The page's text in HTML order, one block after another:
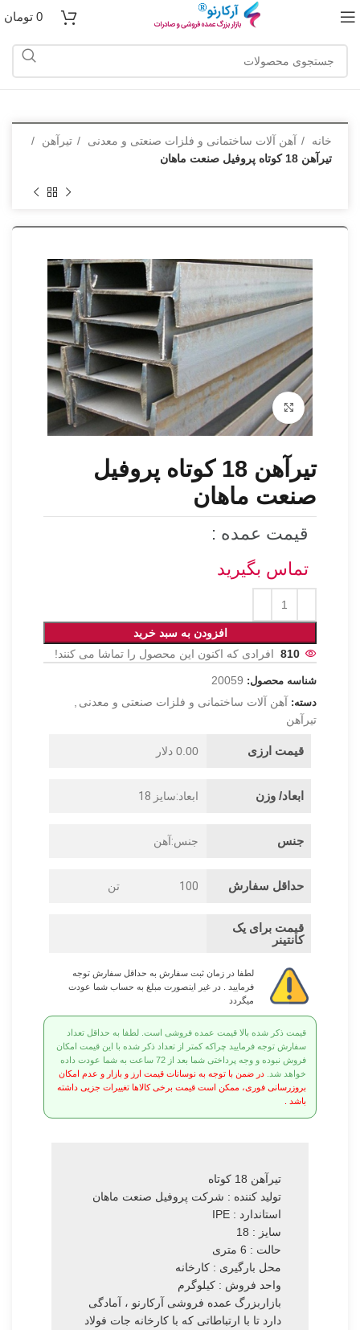
0 تومان
خانه آهن آلات ساختمانی و فلزات صنعتی و معدنی
تیرآهن
تیرآهن 18 کوتاه پروفیل صنعت ماهان
برای بزرگنمایی کلیک کنید
تیرآهن 18 کوتاه پروفیل
صنعت ماهان
قیمت عمده :
تماس بگیرید
افزودن به سبد خرید
810 افرادی که اکنون این محصول را تماشا می کنند!
شناسه محصول: 20059
دسته: آهن آلات ساختمانی و فلزات صنعتی و معدنی
تیرآهن
قیمت ارزی 0.00 دلار
ابعاد/ وزن ابعاد:سایز 18
جنس جنس:آهن
حداقل سفارش 100 تن
قیمت برای یک
کانتینر
لطفا در زمان ثبت سفارش به حداقل سفارش توجه
فرمایید . در غیر اینصورت مبلغ به حساب شما عودت
میگردد
قیمت ذکر شده بالا قیمت عمده فروشی است. لطفا به حداقل تعداد
سفارش توجه فرمایید چراکه کمتر از تعداد ذکر شده با این قیمت امکان
فروش نبوده و وجه پرداختی شما بعد از 72 ساعت به شما عودت داده
خواهد شد. در ضمن با توجه به نوسانات قیمت ارز و بازار و عدم امکان
بروزرسانی فوری، ممکن است قیمت برخی کالاها تغییرات جزیی داشته
باشد .
تیرآهن 18 کوتاه
تولید کننده : شرکت پروفیل صنعت ماهان
استاندارد : IPE
سایز : 18
حالت : 6 متری
محل بارگیری : کارخانه
واحد فروش : کیلوگرم
بازاربزرگ عمده فروشی آرکارنو ، آمادگی
دارد تا با ارتباطاتی که با کارخانه جات فولاد